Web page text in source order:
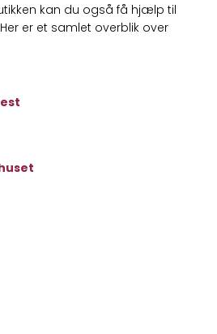
kan du også få hjælp til
er et samlet overblik over